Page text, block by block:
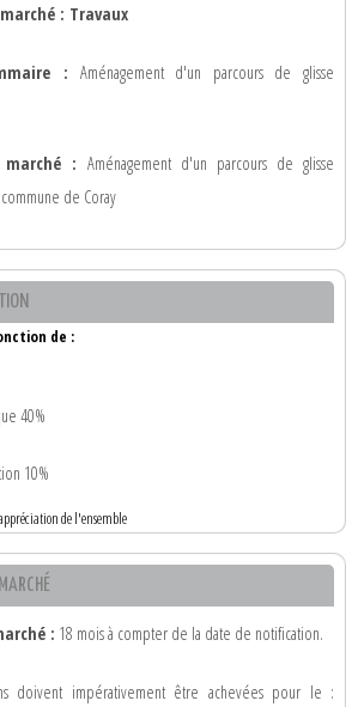
: Travaux
: Aménagement d'un parcours de glisse
: Aménagement d'un parcours de glisse
de Coray
de :
40%
10%
de l'ensemble
: 18 mois à compter de la date de notification.
doivent impérativement être achevées pour le :